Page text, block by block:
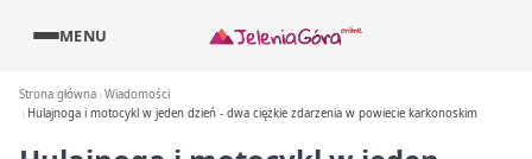
MENU
Strona główna Wiadomości
Hulajnoga i motocykl w jeden dzień - dwa ciężkie zdarzenia w powiecie karkonoskim